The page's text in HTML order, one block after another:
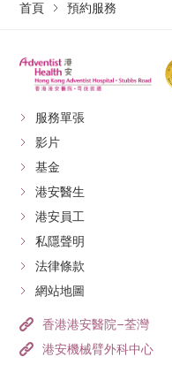
首頁 預約服務
服務單張
影片
基金
港安醫生
港安員工
私隱聲明
法律條款
網站地圖
香港港安醫院–荃灣
港安機械臂外科中心